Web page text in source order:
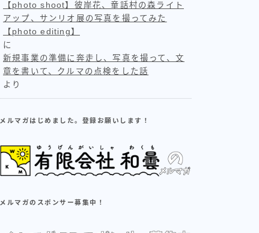
【photo shoot】彼岸花、童話村の森ライト
アップ、サンリオ展の写真を撮ってみた
【photo editing】
に
新規事業の準備に奔走し、写真を撮って、文
章を書いて、クルマの点検をした話
より
メルマガはじめました。登録お願いします！
メルマガのスポンサー募集中！